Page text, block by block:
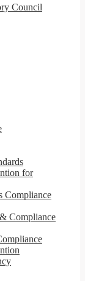
Council
for
Compliance
Compliance